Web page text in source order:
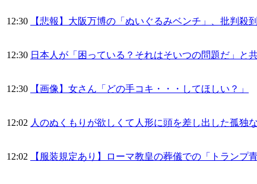
12:30 【悲報】大阪万博の「ぬいぐるみベンチ」、批判殺
12:30 日本人が「困っている？それはそいつの問題だ」と
12:30 【画像】女さん「どの手コキ・・・してほしい？」
12:02 人のぬくもりが欲しくて人形に頭を差し出した孤独
12:02 【服装規定あり】ローマ教皇の葬儀での「トラン